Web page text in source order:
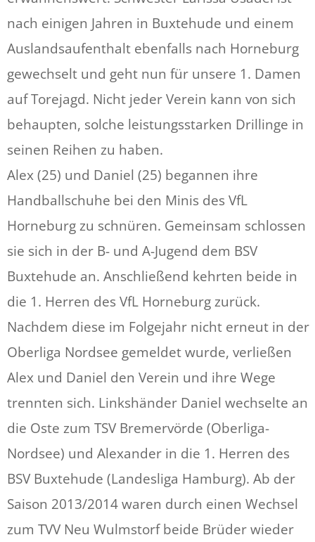
nach einigen Jahren in Buxtehude und einem
Auslandsaufenthalt ebenfalls nach Horneburg
gewechselt und geht nun für unsere 1. Damen
auf Torejagd. Nicht jeder Verein kann von sich
behaupten, solche leistungsstarken Drillinge in
seinen Reihen zu haben.
Alex (25) und Daniel (25) begannen ihre
Handballschuhe bei den Minis des VfL
Horneburg zu schnüren. Gemeinsam schlossen
sie sich in der B- und A-Jugend dem BSV
Buxtehude an. Anschließend kehrten beide in
die 1. Herren des VfL Horneburg zurück.
Nachdem diese im Folgejahr nicht erneut in der
Oberliga Nordsee gemeldet wurde, verließen
Alex und Daniel den Verein und ihre Wege
trennten sich. Linkshänder Daniel wechselte an
die Oste zum TSV Bremervörde (Oberliga-
Nordsee) und Alexander in die 1. Herren des
BSV Buxtehude (Landesliga Hamburg). Ab der
Saison 2013/2014 waren durch einen Wechsel
zum TVV Neu Wulmstorf beide Brüder wieder